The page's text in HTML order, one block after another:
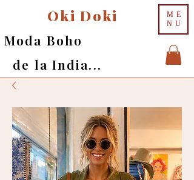
ME
NU
Oki Doki
Moda Boho
de la India...